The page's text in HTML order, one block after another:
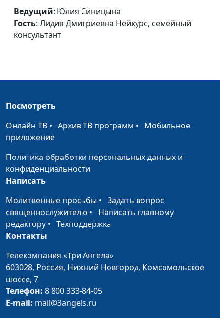
Взаимоотношения
супругов с
противоположным
полом
Лидия Дмитриевна
Нейкурс, семейный
страхом потери
близких?
Лидия Дмитриевна
консультант
Как справляться с
унынием и радоваться
жизни?
Нейкурс, семейный
консультант
Как правильно
расстаться до свадьбы?
консультант
Моему мужу нравятся
женщины
Ведущий: Юлия Синицына
Гость: Лидия Дмитриевна Нейкурс, семейный
консультант
Посмотреть
Онлайн ТВ • Архив ТВ программ • Мобильное
приложение
Политика обработки персональных данных и
конфиденциальности
Написать
Молитвенные просьбы • Задать вопрос
священнослужителю • Написать главному
редактору • Техподдержка
Контакты
Телекомпания «Три Ангела»
603028, Россия, Нижний Новгород, Комсомольское
шоссе, 7
Телефон: 8 800 333-84-05
E-mail: mail@3angels.ru